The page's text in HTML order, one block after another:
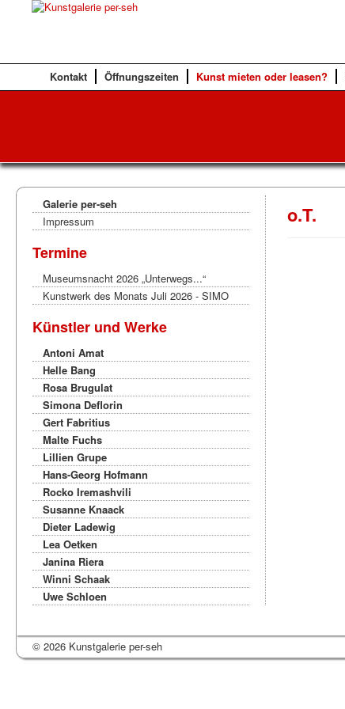
Kontakt Öffnungszeiten Kunst mieten oder leasen?
Galerie per-seh
Impressum
Termine
Museumsnacht 2026 „Unterwegs...“
Kunstwerk des Monats Juli 2026 - SIMO
Künstler und Werke
Antoni Amat
Helle Bang
Rosa Brugulat
Simona Deflorin
Gert Fabritius
Malte Fuchs
Lillien Grupe
Hans-Georg Hofmann
Rocko Iremashvili
Susanne Knaack
Dieter Ladewig
Lea Oetken
Janina Riera
Winni Schaak
Uwe Schloen
o.T.
© 2026 Kunstgalerie per-seh